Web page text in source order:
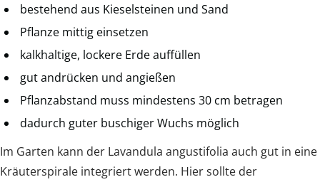
bestehend aus Kieselsteinen und Sand
Pflanze mittig einsetzen
kalkhaltige, lockere Erde auffüllen
gut andrücken und angießen
Pflanzabstand muss mindestens 30 cm betragen
dadurch guter buschiger Wuchs möglich
Im Garten kann der Lavandula angustifolia auch gut in eine
Kräuterspirale integriert werden. Hier sollte der